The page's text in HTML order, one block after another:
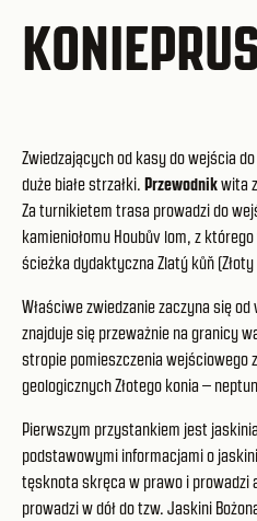
Zwiedzających od kasy do wejścia
duże białe strzałki. Przewodnikwita
Za turnikietem trasa prowadzi do
kamieniołomu Houbův lom, z
ścieżka dydaktyczna Zlatý kůň
Właściwe zwiedzanie zaczyna się
znajduje się przeważnie na granicy
stropie pomieszczenia wejściowego
geologicznych Złotego konia –
Pierwszym przystankiem jest
podstawowymi informacjami o
tęsknota skręca w prawo i prowadzi
prowadzi w dół do tzw. Jaskini